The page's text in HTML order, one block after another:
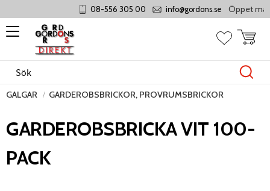
Meny
08-556 305 00 info@gordons.se Öppet
Favoriter
GALGAR GARDEROBSBRICKOR, PROVRUMSBRICKOR
GARDEROBSBRICKA VIT 100-
PACK